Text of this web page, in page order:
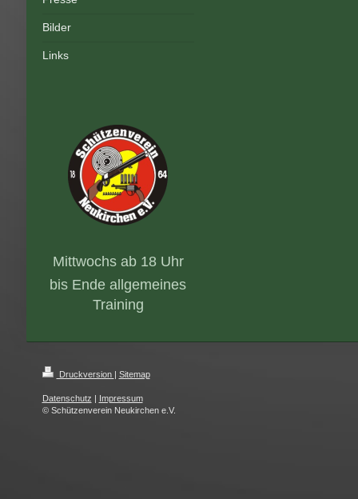
Bilder
Links
Mittwochs ab 18 Uhr
bis Ende allgemeines
Training
Druckversion Sitemap
Datenschutz
Impressum
© Schützenverein Neukirchen e.V.